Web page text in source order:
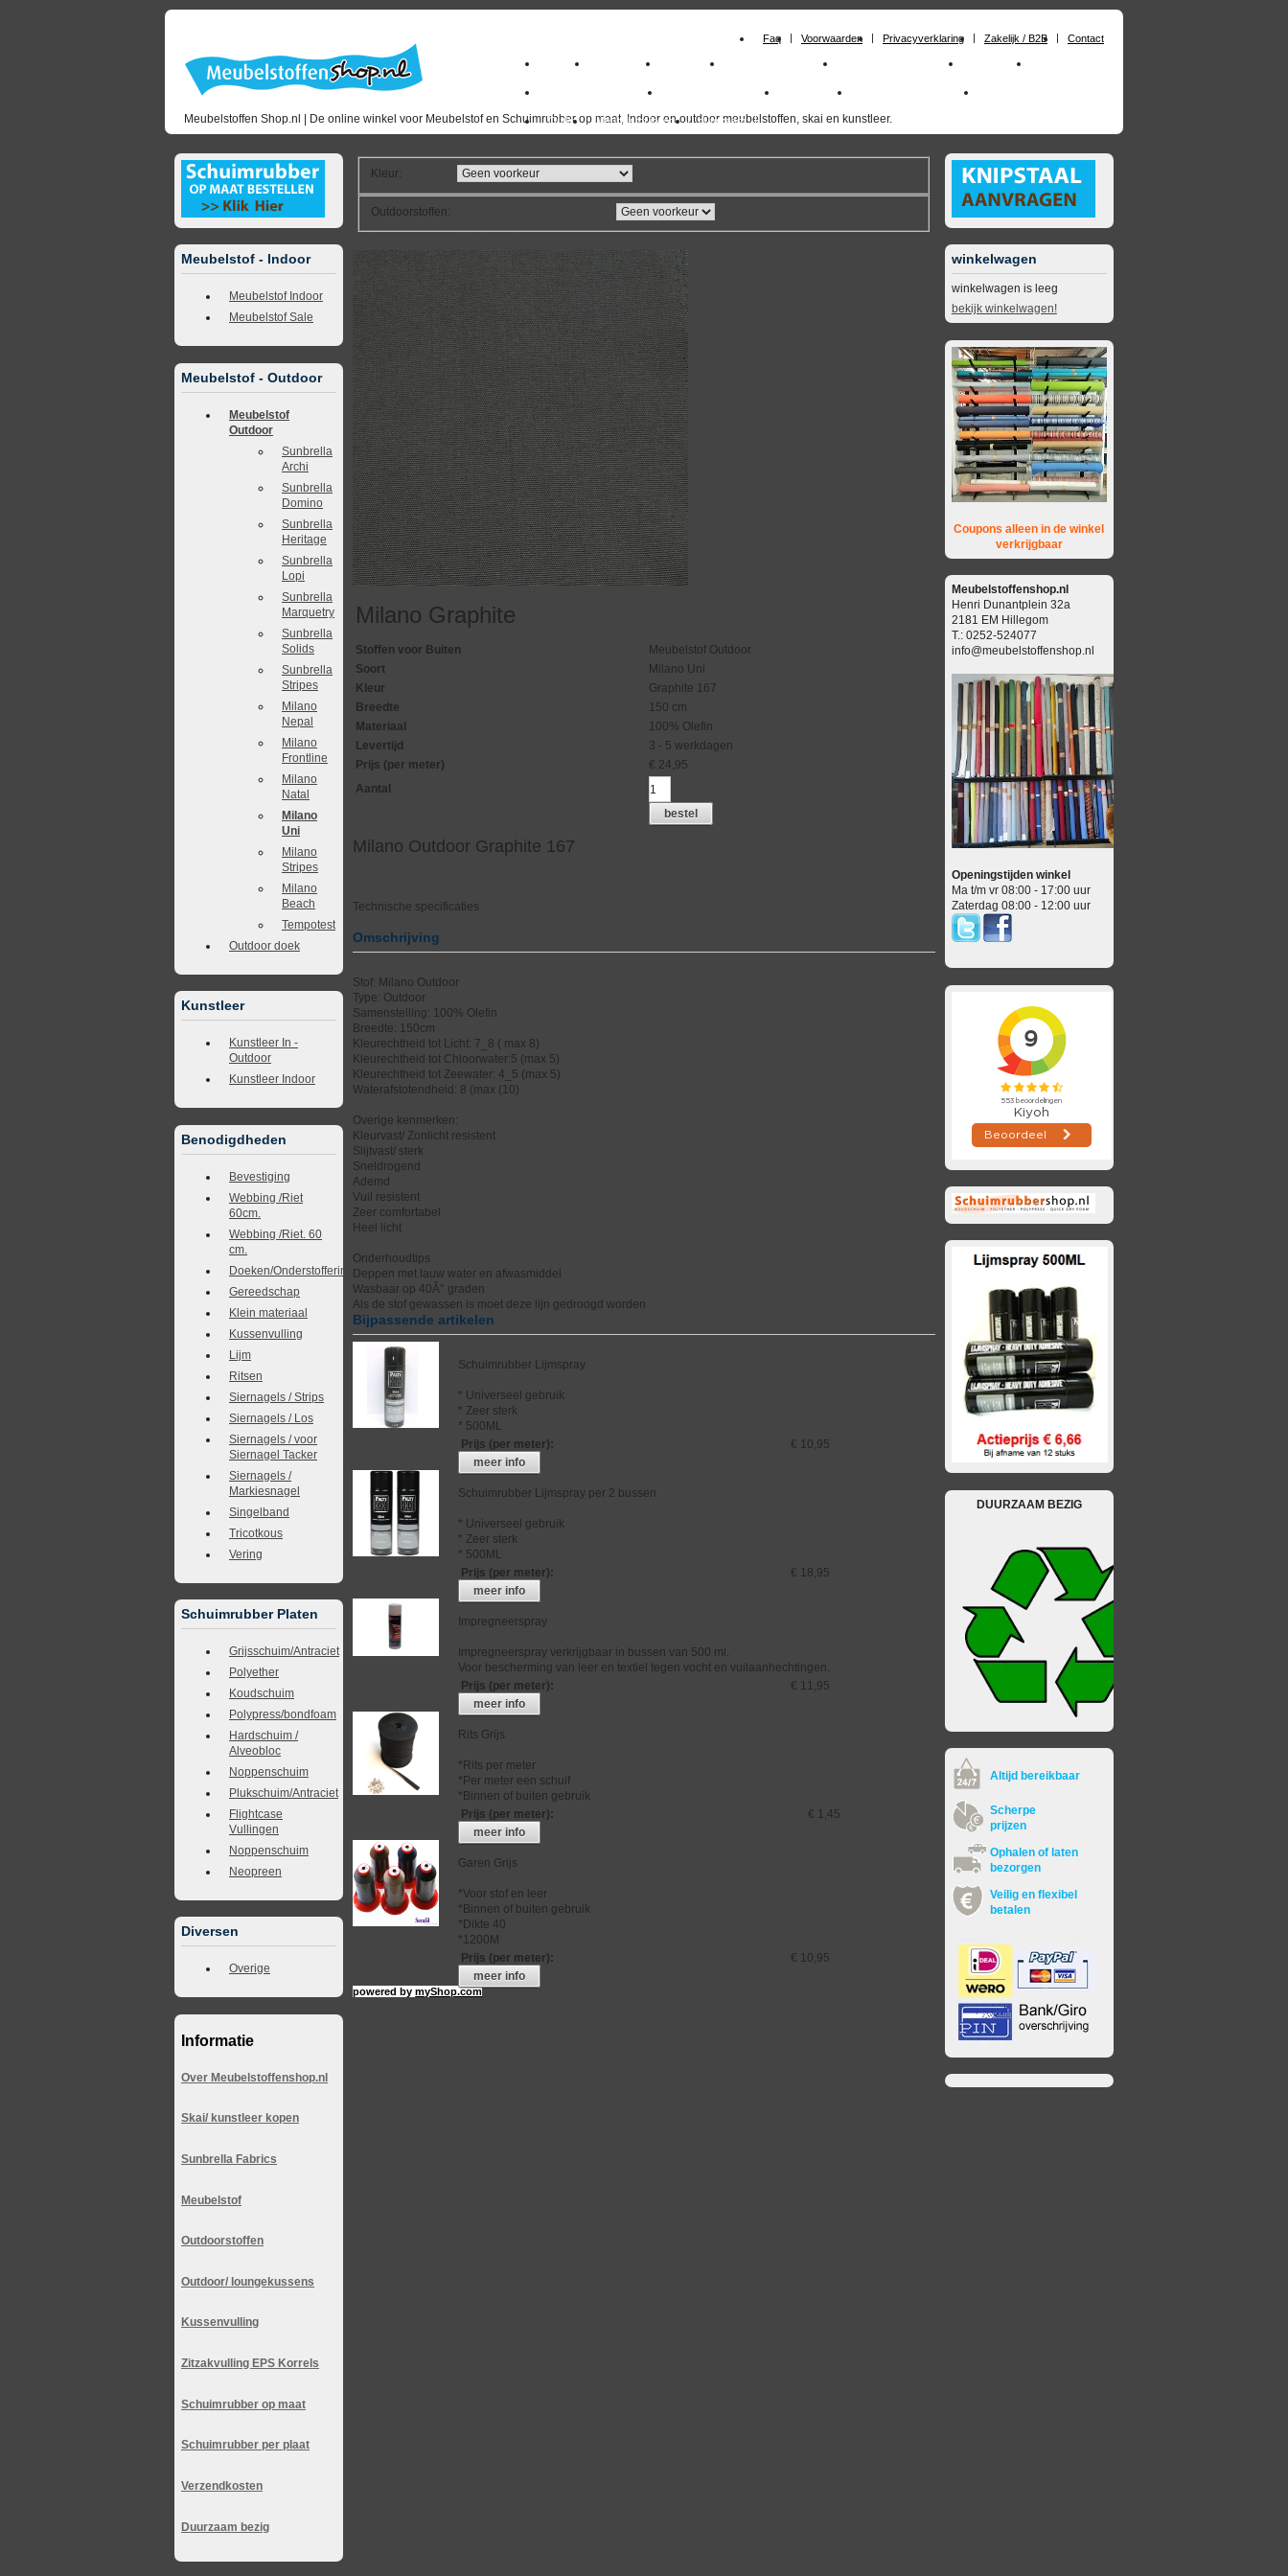
Faq Voorwaarden Privacyverklaring Zakelijk / B2B Contact
Meubelstoffen Shop.nl | De online winkel voor Meubelstof en Schuimrubber op maat, Indoor en outdoor meubelstoffen, skai en kunstleer.
Home Meubelstof Kunstleer Schuimrubberplaten Schuimrubber op maat Materialen
milano_outdoorstoffen skai kunstleer kopen outdoorstof skai_kunstleer outdoor
Outlet Meubelstof indoor duurzaam
Meubelstof - Indoor
Meubelstof Indoor
Meubelstof Sale
Meubelstof - Outdoor
Meubelstof
Outdoor
Sunbrella
Archi
Sunbrella
Domino
Sunbrella
Heritage
Sunbrella
Lopi
Sunbrella
Marquetry
Sunbrella
Solids
Sunbrella
Stripes
Milano
Nepal
Milano
Frontline
Milano
Natal
Milano
Uni
Milano
Stripes
Milano
Beach
Tempotest
Outdoor doek
Kunstleer
Kunstleer In -
Outdoor
Kunstleer Indoor
Benodigdheden
Bevestiging
Webbing /Riet
60cm.
Webbing /Riet. 60
cm.
Doeken/Onderstoffering
Gereedschap
Klein materiaal
Kussenvulling
Lijm
Ritsen
Siernagels / Strips
Siernagels / Los
Siernagels / voor
Siernagel Tacker
Siernagels /
Markiesnagel
Singelband
Tricotkous
Vering
Schuimrubber Platen
Grijsschuim/Antraciet
Polyether
Koudschuim
Polypress/bondfoam
Hardschuim /
Alveobloc
Noppenschuim
Plukschuim/Antraciet
Flightcase
Vullingen
Noppenschuim
Neopreen
Diversen
Overige
Informatie
Over Meubelstoffenshop.nl
Skai/ kunstleer kopen
Sunbrella Fabrics
Meubelstof
Outdoorstoffen
Outdoor/ loungekussens
Kussenvulling
Zitzakvulling EPS Korrels
Schuimrubber op maat
Schuimrubber per plaat
Verzendkosten
Duurzaam bezig
Kleur:
Outdoorstoffen:
Milano Graphite
Stoffen voor Buiten
Meubelstof Outdoor
Soort
Milano Uni
Kleur
Graphite 167
Breedte
150 cm
Materiaal
100% Olefin
Levertijd
3 - 5 werkdagen
Prijs (per meter)
€ 24,95
Aantal
bestel
Milano Outdoor Graphite 167
Technische specificaties
Omschrijving
Stof: Milano Outdoor
Type: Outdoor
Samenstelling: 100% Olefin
Breedte: 150cm
Kleurechtheid tot Licht: 7_8 ( max 8)
Kleurechtheid tot Chloorwater:5 (max 5)
Kleurechtheid tot Zeewater: 4_5 (max 5)
Waterafstotendheid: 8 (max (10)
Overige kenmerken:
Kleurvast/ Zonlicht resistent
Slijtvast/ sterk
Sneldrogend
Ademd
Vuil resistent
Zeer comfortabel
Heel licht
Onderhoudtips
Deppen met lauw water en afwasmiddel
Wasbaar op 40Â° graden
Als de stof gewassen is moet deze lijn gedroogd worden
Bijpassende artikelen
Schuimrubber Lijmspray
* Universeel gebruik
* Zeer sterk
* 500ML
Prijs (per meter):
€ 10,95
meer info
Schuimrubber Lijmspray per 2 bussen
* Universeel gebruik
* Zeer sterk
* 500ML
Prijs (per meter):
€ 18,95
meer info
Impregneerspray
Impregneerspray verkrijgbaar in bussen van 500 ml.
Voor bescherming van leer en textiel tegen vocht en vuilaanhechtingen.
Prijs (per meter):
€ 11,95
meer info
Rits Grijs
*Rits per meter
*Per meter een schuif
*Binnen of buiten gebruik
Prijs (per meter):
€ 1,45
meer info
Garen Grijs
*Voor stof en leer
*Binnen of buiten gebruik
*Dikte 40
*1200M
Prijs (per meter):
€ 10,95
meer info
powered bymyShop.com
winkelwagen
winkelwagen is leeg
bekijk winkelwagen!
Coupons alleen in de winkel
verkrijgbaar
Meubelstoffenshop.nl
Henri Dunantplein 32a
2181 EM Hillegom
T.: 0252-524077
info@meubelstoffenshop.nl
Openingstijden winkel
Ma t/m vr 08:00 - 17:00 uur
Zaterdag 08:00 - 12:00 uur
DUURZAAM BEZIG
Altijd bereikbaar
Scherpe
prijzen
Ophalen of laten
bezorgen
Veilig en flexibel
betalen